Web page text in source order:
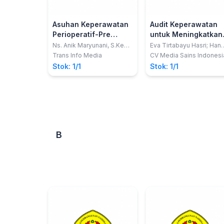
Asuhan Keperawatan
Perioperatif-Pre
Operasi (Menjelang
Pembedahan)
Ns. Anik Maryunani, S.Kep.,
ETN/WOCN.
Trans Info Media
Stok: 1/1
Audit Keperawatan
untuk Meningkatkan
Mutu Pelayanan
Keperawatan
Eva Tirtabayu Hasri;
Djasri
CV Media Sains
Stok: 1/1
B